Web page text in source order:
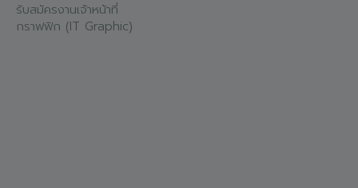
รับสมัครงานเจ้าหน้าที่
กราฟฟิก (IT Graphic)